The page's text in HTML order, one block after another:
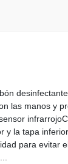
las manos y
y la tapa
para evitar